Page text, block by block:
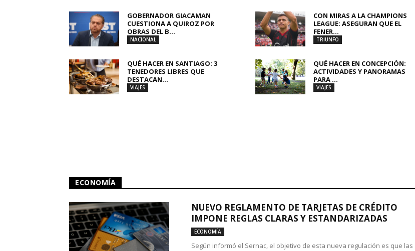
GOBERNADOR GIACAMAN
CUESTIONA A QUIROZ POR
OBRAS DEL B...
NACIONAL
CON MIRAS A LA CHAMPIONS
LEAGUE: ASEGURAN QUE EL
FENER...
TRIUNFO
QUÉ HACER EN SANTIAGO: 3
TENEDORES LIBRES QUE
DESTACAN...
VIAJES
QUÉ HACER EN CONCEPCIÓN:
ACTIVIDADES Y PANORAMAS
PARA ...
VIAJES
ECONOMÍA
NUEVO REGLAMENTO DE TARJETAS DE CRÉDITO
IMPONE REGLAS CLARAS Y ESTANDARIZADAS
ECONOMÍA
Según informó el Sernac, el objetivo de esta nueva regulación es que las